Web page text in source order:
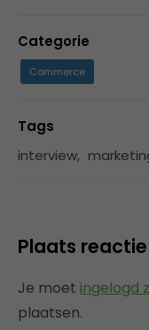
Categorie
Commerce
Tags
interview,
Plaats reactie
Je moet ingelogd
plaatsen.